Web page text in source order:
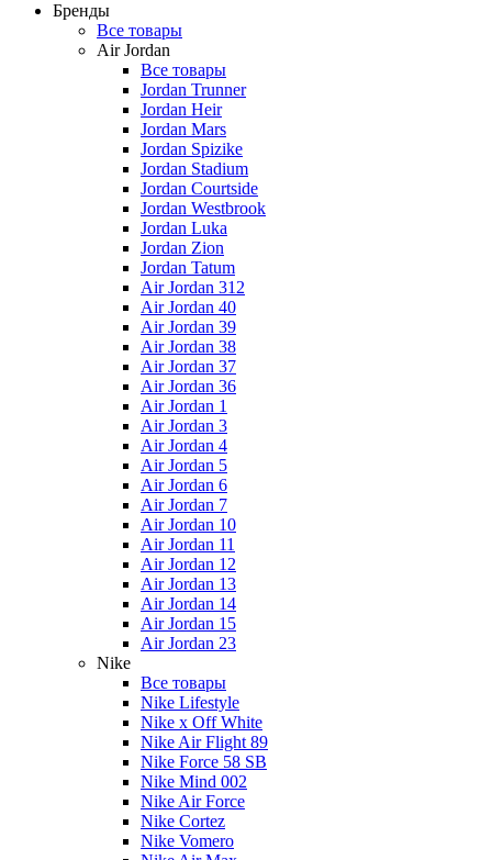
Бренды
Все товары
Air Jordan
Все товары
Jordan Trunner
Jordan Heir
Jordan Mars
Jordan Spizike
Jordan Stadium
Jordan Courtside
Jordan Westbrook
Jordan Luka
Jordan Zion
Jordan Tatum
Air Jordan 312
Air Jordan 40
Air Jordan 39
Air Jordan 38
Air Jordan 37
Air Jordan 36
Air Jordan 1
Air Jordan 3
Air Jordan 4
Air Jordan 5
Air Jordan 6
Air Jordan 7
Air Jordan 10
Air Jordan 11
Air Jordan 12
Air Jordan 13
Air Jordan 14
Air Jordan 15
Air Jordan 23
Nike
Все товары
Nike Lifestyle
Nike x Off White
Nike Air Flight 89
Nike Force 58 SB
Nike Mind 002
Nike Air Force
Nike Cortez
Nike Vomero